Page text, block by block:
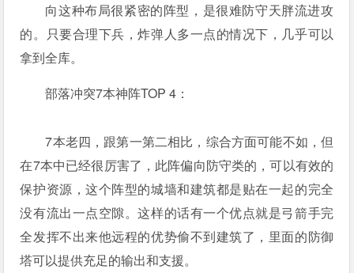
向这种布局很紧密的阵型，是很难防守天胖流进攻
的。只要合理下兵，炸弹人多一点的情况下，几乎可以
拿到全库。
部落冲突7本神阵TOP 4：
7本老四，跟第一第二相比，综合方面可能不如，但
在7本中已经很厉害了，此阵偏向防守类的，可以有效的
保护资源，这个阵型的城墙和建筑都是贴在一起的完全
没有流出一点空隙。这样的话有一个优点就是弓箭手完
全发挥不出来他远程的优势偷不到建筑了，里面的防御
塔可以提供充足的输出和支援。